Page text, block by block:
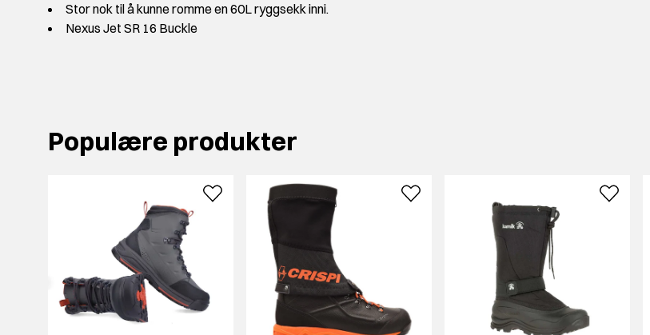
Stor nok til å kunne romme en 60L ryggsekk inni.
Nexus Jet SR 16 Buckle
Populære produkter